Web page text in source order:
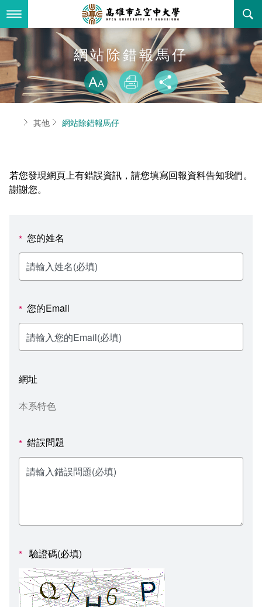
到
要
內最新消息
全部公告
教務公告
學系公告
活動研習
歷史訊息
新聞媒體專區
校園行事曆
報名系統
線上報名查詢
關於本校
空大簡介
立案證明
空大有利的學習條件
環境設備
本校位置
資訊圖像化專區
活動花絮
影音資訊
行政單位
行政單位簡介
校長室
教務處課務組
學習指導中心
輔導處
研發處
秘書處出納組
教學媒體處
電算中心
人事室
學術單位
通識教育中心
法律學系
大眾傳播學系
外國語文學系
文化藝術學系
健康管理與促進學系
其他好站
資訊相關法規
校務資訊
新生報名
在學資訊
校務系統
課程大綱
網路選課
校園行事曆
校內系統
資訊服務線上報修系統
消耗品申請
教室‧會議室預約系統
問卷調查
法令規章
政府公開資訊
意見信箱
各單位意見信箱
諮詢信箱進度查詢
影音資訊
網站除錯報馬仔
略過字型切
放大
列印 分享
首頁其他 網站除錯報馬仔
若您發現網頁上有錯誤資訊，請您填寫回報資料告知我們。
謝謝您。
* 您的姓名
* 您的Email
網址
本系特色
* 錯誤問題
* 驗證碼(必填)